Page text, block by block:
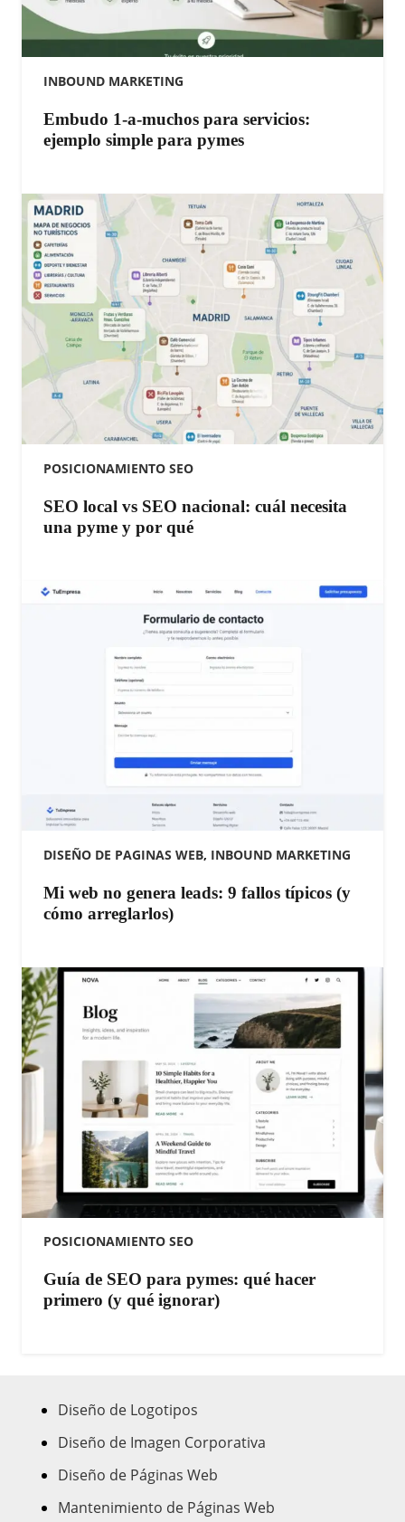
INBOUND MARKETING
Embudo 1-a-muchos para servicios:
ejemplo simple para pymes
POSICIONAMIENTO SEO
SEO local vs SEO nacional: cuál necesita
una pyme y por qué
DISEÑO DE PAGINAS WEB, INBOUND MARKETING
Mi web no genera leads: 9 fallos típicos (y
cómo arreglarlos)
POSICIONAMIENTO SEO
Guía de SEO para pymes: qué hacer
primero (y qué ignorar)
Diseño de Logotipos
Diseño de Imagen Corporativa
Diseño de Páginas Web
Mantenimiento de Páginas Web